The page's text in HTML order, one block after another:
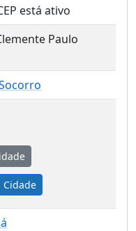
está ativo
Paulo
Cidade